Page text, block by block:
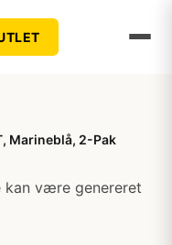
Marineblå, 2-Pak
kan være genereret